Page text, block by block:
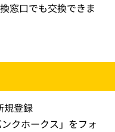
窓口でも交換できま
規登録
クホークス」をフォ